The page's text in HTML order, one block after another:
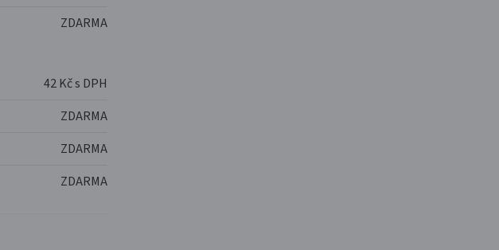
ZDARMA
42 Kč s DPH
ZDARMA
ZDARMA
ZDARMA